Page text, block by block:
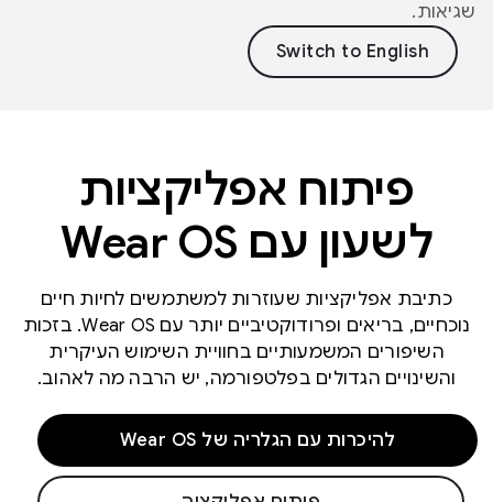
שגיאות.
פיתוח אפליקציות
לשעון עם Wear OS
כתיבת אפליקציות שעוזרות למשתמשים לחיות חיים
נוכחיים, בריאים ופרודוקטיביים יותר עם Wear OS. בזכות
השיפורים המשמעותיים בחוויית השימוש העיקרית
והשינויים הגדולים בפלטפורמה, יש הרבה מה לאהוב.
להיכרות עם הגלריה של Wear OS